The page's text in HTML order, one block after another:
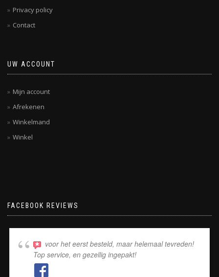
Privacy policy
Contact
UW ACCOUNT
Mijn account
Afrekenen
Winkelmand
Winkel
FACEBOOK REVIEWS
voor het eerst besteld, maar helemaal tevreden!
Top service, en gezellig ingepakt!